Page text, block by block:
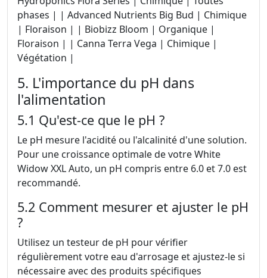
phases | | Advanced Nutrients Big Bud | Chimique
| Floraison | | Biobizz Bloom | Organique |
Floraison | | Canna Terra Vega | Chimique |
Végétation |
5. L'importance du pH dans
l'alimentation
5.1 Qu'est-ce que le pH ?
Le pH mesure l'acidité ou l'alcalinité d'une solution.
Pour une croissance optimale de votre White
Widow XXL Auto, un pH compris entre 6.0 et 7.0 est
recommandé.
5.2 Comment mesurer et ajuster le pH
?
Utilisez un testeur de pH pour vérifier
régulièrement votre eau d'arrosage et ajustez-le si
nécessaire avec des produits spécifiques